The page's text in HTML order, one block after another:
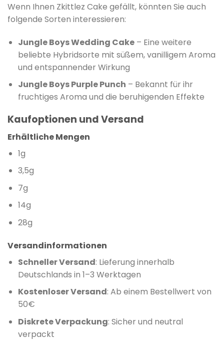
Wenn Ihnen Zkittlez Cake gefällt, könnten Sie auch
folgende Sorten interessieren:
Jungle Boys Wedding Cake– Eine weitere
beliebte Hybridsorte mit süßem, vanilligem Aroma
und entspannender Wirkung
Jungle Boys Purple Punch – Bekannt für ihr
fruchtiges Aroma und die beruhigenden Effekte
Kaufoptionen und Versand
Erhältliche Mengen
1g
3,5g
7g
14g
28g
Versandinformationen
Schneller Versand: Lieferung innerhalb
Deutschlands in 1–3 Werktagen
Kostenloser Versand: Ab einem Bestellwert von
50€
Diskrete Verpackung: Sicher und neutral
verpackt